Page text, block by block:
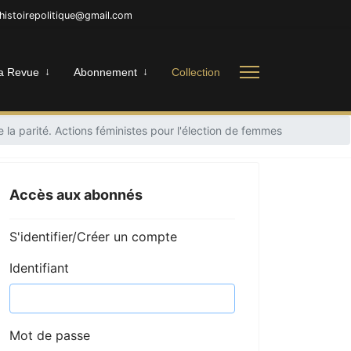
Revue Abonnement Collection
la parité. Actions féministes pour l'élection de femmes
Accès aux abonnés
S'identifier/Créer un compte
Identifiant
Mot de passe